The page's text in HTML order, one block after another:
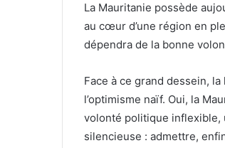
La Mauritanie possède
au cœur d’une région en
dépendra de la bonne
Face à ce grand dessein,
l’optimisme naïf. Oui, la
volonté politique inflexible,
silencieuse : admettre,